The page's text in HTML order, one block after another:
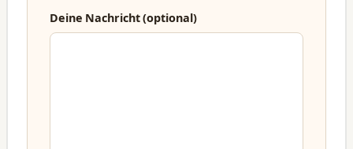
Deine Nachricht (optional)